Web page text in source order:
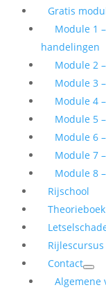
Gratis
Module 1
handelingen
Module 2
Module 3
Module 4
Module 5
Module 6
Module 7
Module 8
Rijschool
Theorieboek
Rijlescursus
Contact
Algemene